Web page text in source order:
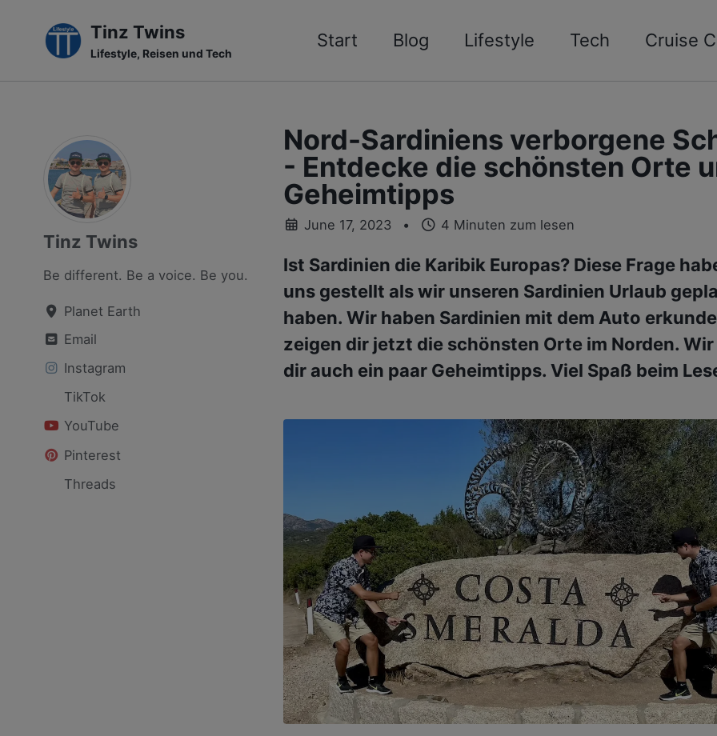
navigation
Tinz Twins
Lifestyle, Reisen und Tech
Start Blog Lifestyle Tech Cruise
Tinz Twins
Be different. Be a voice. Be you.
Planet Earth
Email
Instagram
TikTok
YouTube
Pinterest
Threads
Nord-Sardiniens verborgene
- Entdecke die schönsten Orte
Geheimtipps
June 17, 2023 4 Minuten zum lesen
Ist Sardinien die Karibik Europas? Diese Frage
uns gestellt als wir unseren Sardinien Urlaub
haben. Wir haben Sardinien mit dem Auto
zeigen dir jetzt die schönsten Orte im Norden.
dir auch ein paar Geheimtipps. Viel Spaß beim